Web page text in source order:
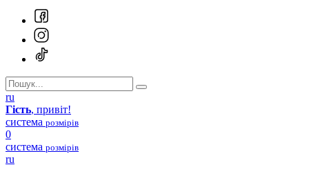
ru
Гість, привіт!
система розмірів
0
система розмірів
ru